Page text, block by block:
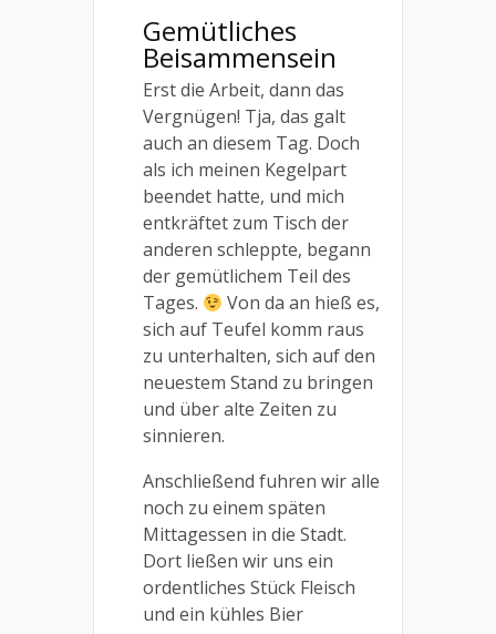
Gemütliches
Beisammensein
Erst die Arbeit, dann das
Vergnügen! Tja, das galt
auch an diesem Tag. Doch
als ich meinen Kegelpart
beendet hatte, und mich
entkräftet zum Tisch der
anderen schleppte, begann
der gemütlichem Teil des
Tages.
Von da an hieß es,
sich auf Teufel komm raus
zu unterhalten, sich auf den
neuestem Stand zu bringen
und über alte Zeiten zu
sinnieren.
Anschließend fuhren wir alle
noch zu einem späten
Mittagessen in die Stadt.
Dort ließen wir uns ein
ordentliches Stück Fleisch
und ein kühles Bier